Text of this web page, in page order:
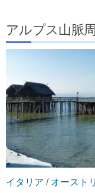
アルプス山脈
イタリア / オースト